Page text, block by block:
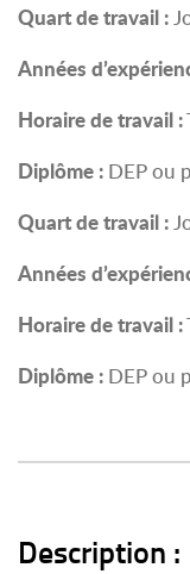
Quart de travail :
Années
Horaire de travail :
Diplôme : DEP ou
Quart de travail :
Années
Horaire de travail :
Diplôme : DEP ou
Description :